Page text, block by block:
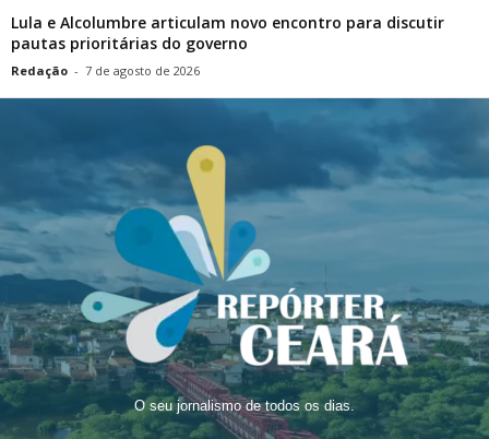
Lula e Alcolumbre articulam novo encontro para discutir
pautas prioritárias do governo
Redação - 7 de agosto de 2026
O seu jornalismo de todos os dias.